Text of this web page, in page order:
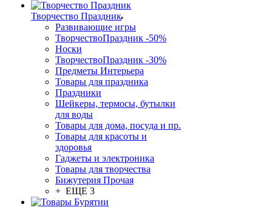
Творчество Праздник
Развивающие игры
ТворчествоПраздник -50%
Носки
ТворчествоПраздник -30%
Предметы Интерьера
Товары для праздника
Праздники
Шейкеры, термосы, бутылки
для воды
Товары для дома, посуда и пр.
Товары для красоты и
здоровья
Гаджеты и электроника
Товары для творчества
Бижутерия Прочая
+ ЕЩЕ 3